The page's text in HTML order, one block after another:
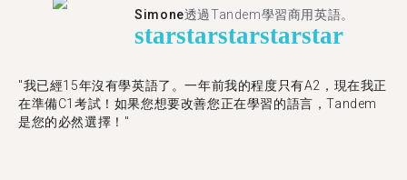
Simone透過Tandem學習商用英語。
starstarstarstarstar
"我已經15年沒有學英語了。一年前我的程度只有A2，現在我正
在準備C1考試！如果您想要改善您正在學習的語言，Tandem
是您的必然選擇！"